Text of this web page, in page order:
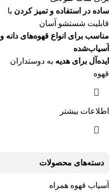
ساده در استفاده و تمیز کردن با
قابلیت شستشو آسان
مناسب برای انواع قهوه‌های دانه و
آسیاب‌شده
ایده‌آل برای هدیه به دوستداران
قهوه
اطلاعات بیشتر
دسته‌های محصولات
آسیاب قهوه همراه